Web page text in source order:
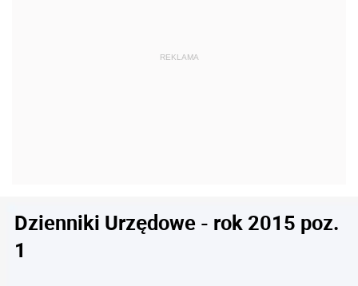
Dzienniki Urzędowe - rok 2015 poz.
1